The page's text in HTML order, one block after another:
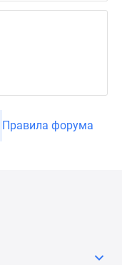
Правила форума